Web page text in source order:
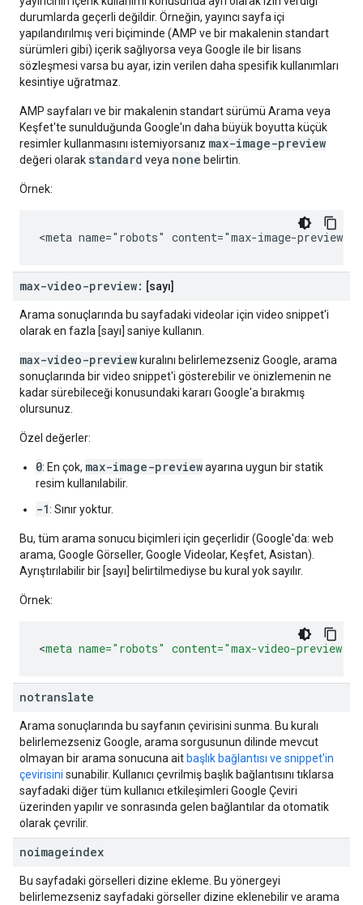
durumlarda geçerli değildir. Örneğin, yayıncı sayfa içi
yapılandırılmış veri biçiminde (AMP ve bir makalenin standart
sürümleri gibi) içerik sağlıyorsa veya Google ile bir lisans
sözleşmesi varsa bu ayar, izin verilen daha spesifik kullanımları
kesintiye uğratmaz.
AMP sayfaları ve bir makalenin standart sürümü Arama veya
Keşfet'te sunulduğunda Google'ın daha büyük boyutta küçük
resimler kullanmasını istemiyorsanız max-image-preview
değeri olarak standard veya none belirtin.
Örnek:
<meta name="robots" content="max-image-
max-video-preview: [sayı]
Arama sonuçlarında bu sayfadaki videolar için video snippet'i
olarak en fazla [sayı] saniye kullanın.
max-video-preview kuralını belirlemezseniz Google, arama
sonuçlarında bir video snippet'i gösterebilir ve önizlemenin ne
kadar sürebileceği konusundaki kararı Google'a bırakmış
olursunuz.
Özel değerler:
0: En çok, max-image-previewayarına uygun bir statik
resim kullanılabilir.
-1: Sınır yoktur.
Bu, tüm arama sonucu biçimleri için geçerlidir (Google'da: web
arama, Google Görseller, Google Videolar, Keşfet, Asistan).
Ayrıştırılabilir bir [sayı] belirtilmediyse bu kural yok sayılır.
Örnek:
<meta name="robots" content="max-video-preview:-
notranslate
Arama sonuçlarında bu sayfanın çevirisini sunma. Bu kuralı
belirlemezseniz Google, arama sorgusunun dilinde mevcut
olmayan bir arama sonucuna ait başlık bağlantısı ve snippet'in
çevirisini sunabilir. Kullanıcı çevrilmiş başlık bağlantısını tıklarsa
sayfadaki diğer tüm kullanıcı etkileşimleri Google Çeviri
üzerinden yapılır ve sonrasında gelen bağlantılar da otomatik
olarak çevrilir.
noimageindex
Bu sayfadaki görselleri dizine ekleme. Bu yönergeyi
belirlemezseniz sayfadaki görseller dizine eklenebilir ve arama